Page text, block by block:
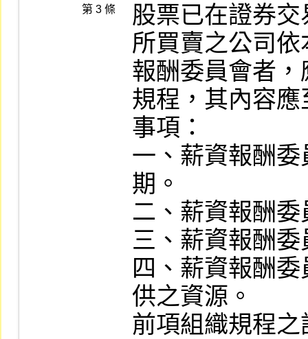
第 3 條
股票已在證券
所買賣之公司
報酬委員會者
規程，其內容
事項：
一、薪資報酬
期。
二、薪資報酬
三、薪資報酬
四、薪資報酬
供之資源。
前項組織規程